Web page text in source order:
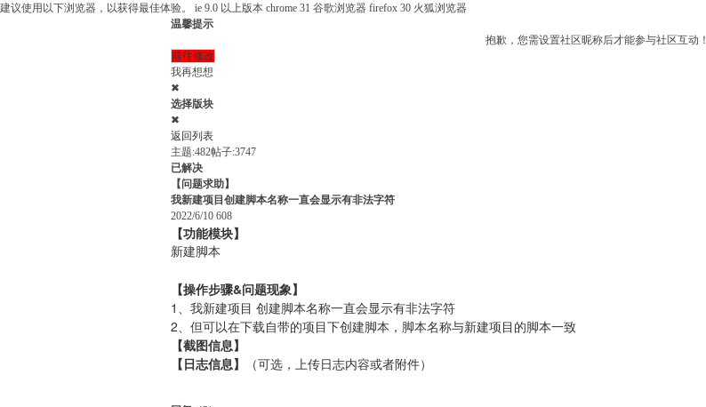
建议使用以下浏览器，以获得最佳体验。 ie 9.0 以上版本 chrome 31 谷歌浏览器 firefox 30 火狐浏览器
温馨提示
抱歉，您需设置社区昵称后才能参与社区互动！
前往修改
我再想想
✖
选择版块
✖
返回列表
主题:482帖子:3747
已解决
【问题求助】
我新建项目创建脚本名称一直会显示有非法字符
2022/6/10 608
【功能模块】
新建脚本
【操作步骤&问题现象】
1、我新建项目 创建脚本名称一直会显示有非法字符
2、但可以在下载自带的项目下创建脚本，脚本名称与新建项目的脚本一致
【截图信息】
【日志信息】
（可选，上传日志内容或者附件）